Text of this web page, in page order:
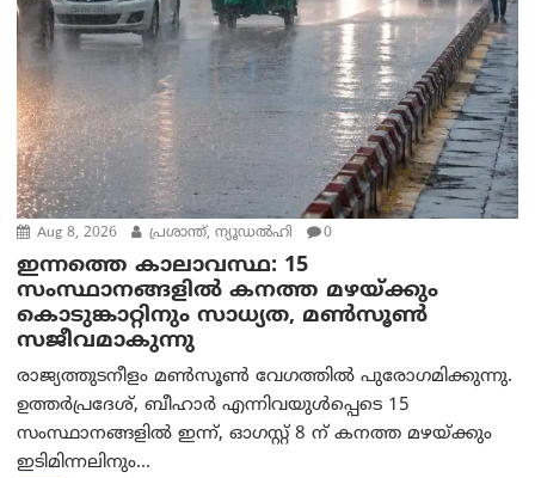
Aug 8, 2026 പ്രശാന്ത്, ന്യൂഡല്‍ഹി 0
ഇന്നത്തെ കാലാവസ്ഥ: 15
സംസ്ഥാനങ്ങളിൽ കനത്ത മഴയ്ക്കും
കൊടുങ്കാറ്റിനും സാധ്യത, മൺസൂൺ
സജീവമാകുന്നു
രാജ്യത്തുടനീളം മൺസൂൺ വേഗത്തിൽ പുരോഗമിക്കുന്നു.
ഉത്തർപ്രദേശ്, ബീഹാർ എന്നിവയുൾപ്പെടെ 15
സംസ്ഥാനങ്ങളിൽ ഇന്ന്, ഓഗസ്റ്റ് 8 ന് കനത്ത മഴയ്ക്കും
ഇടിമിന്നലിനും...